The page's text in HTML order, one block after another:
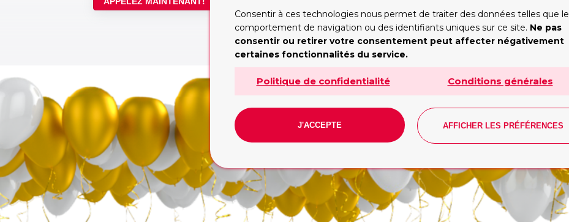
*Les heures d'ouverture(GMT+1):
Lundi - Vendredi: 10h - 19h. Samedi: 10h - 17h. Dimanche:
fermé
CONTACT
Consentir à ces technologies nous permet de traiter des données telles que le
comportement de navigation ou des identifiants uniques sur ce site. Ne pas
consentir ou retirer votre consentement peut affecter négativement
certaines fonctionnalités du service.
Politique de confidentialité Conditions générales
J'ACCEPTE AFFICHER LES PRÉFÉRENCES